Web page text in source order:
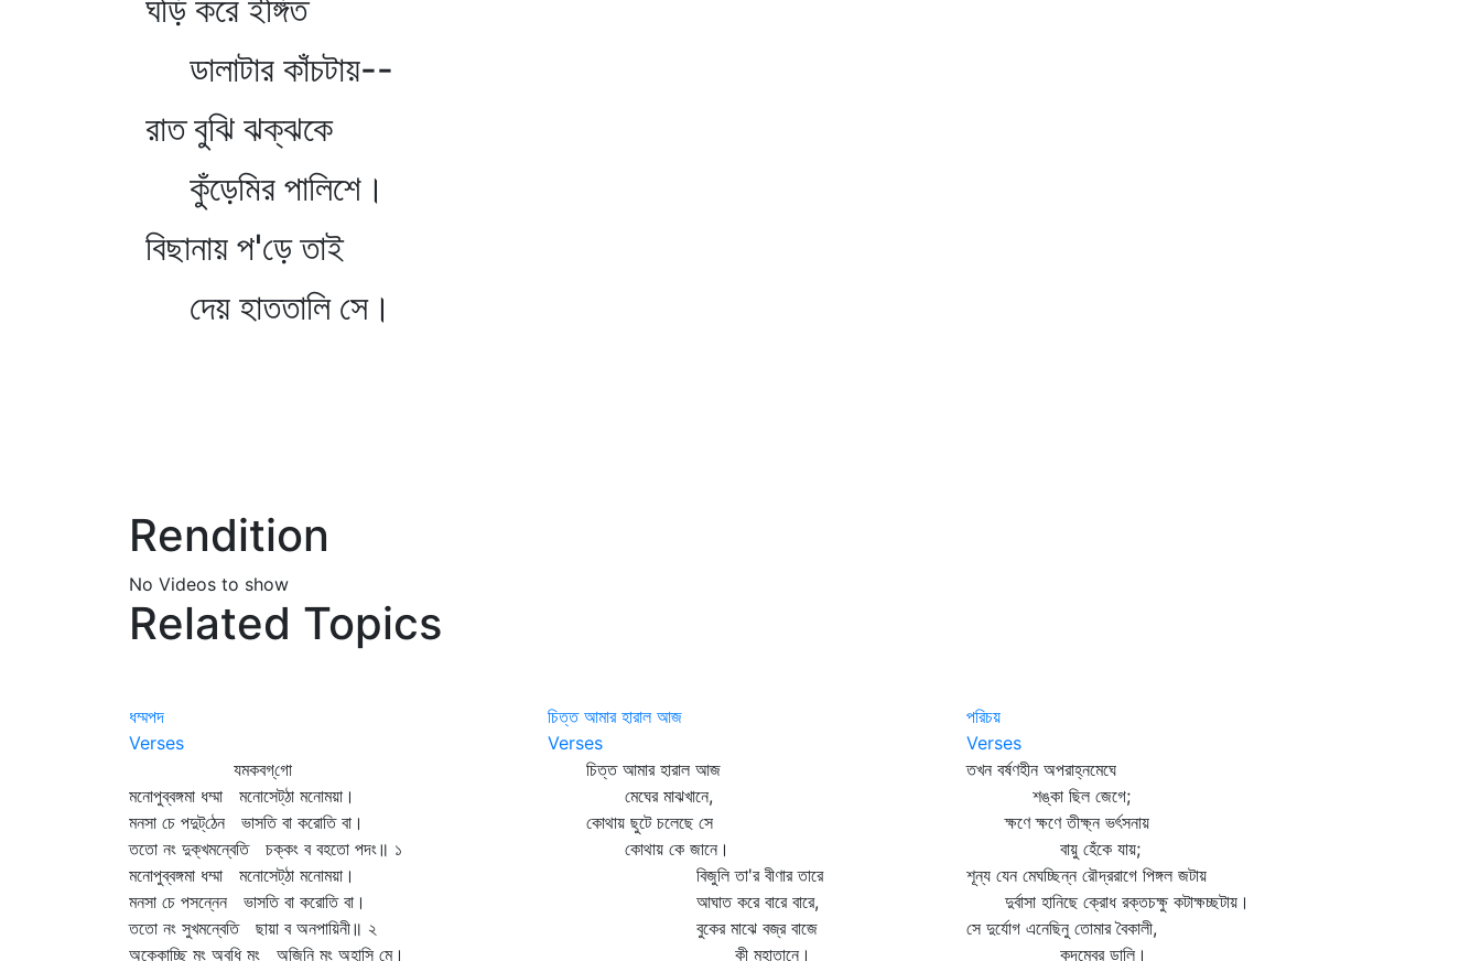
ঘড়ি করে ইঙ্গিত
ডালাটার কাঁচটায়--
রাত বুঝি ঝক্‌ঝকে
কুঁড়েমির পালিশে।
বিছানায় প'ড়ে তাই
দেয় হাততালি সে।
Rendition
No Videos to show
Related Topics
ধম্মপদ
Verses
যমকবগ্‌গো
মনোপুব্বঙ্গমা ধম্মা মনোসেট্‌ঠা মনোময়া।
মনসা চে পদুট্‌ঠেন ভাসতি বা করোতি বা।
ততো নং দুক্‌খমন্বেতি চক্কং ব বহতো পদং॥ ১
মনোপুব্বঙ্গমা ধম্মা মনোসেট্‌ঠা মনোময়া।
মনসা চে পসন্নেন ভাসতি বা করোতি বা।
ততো নং সুখমন্বেতি ছায়া ব অনপায়িনী॥ ২
অক্কোচ্ছি মং অবধি মং অজিনি মং অহাসি মে।
চিত্ত আমার হারাল আজ
Verses
চিত্ত আমার হারাল আজ
মেঘের মাঝখানে,
কোথায় ছুটে চলেছে সে
কোথায় কে জানে।
বিজুলি তা'র বীণার তারে
আঘাত করে বারে বারে,
বুকের মাঝে বজ্র বাজে
কী মহাতানে।
পরিচয়
Verses
তখন বর্ষণহীন অপরাহ্নমেঘে
শঙ্কা ছিল জেগে;
ক্ষণে ক্ষণে তীক্ষ্ন ভর্ৎসনায়
বায়ু হেঁকে যায়;
শূন্য যেন মেঘচ্ছিন্ন রৌদ্ররাগে পিঙ্গল জটায়
দুর্বাসা হানিছে ক্রোধ রক্তচক্ষু কটাক্ষচ্ছটায়।
সে দুর্যোগ এনেছিনু তোমার বৈকালী,
কদম্বের ডালি।